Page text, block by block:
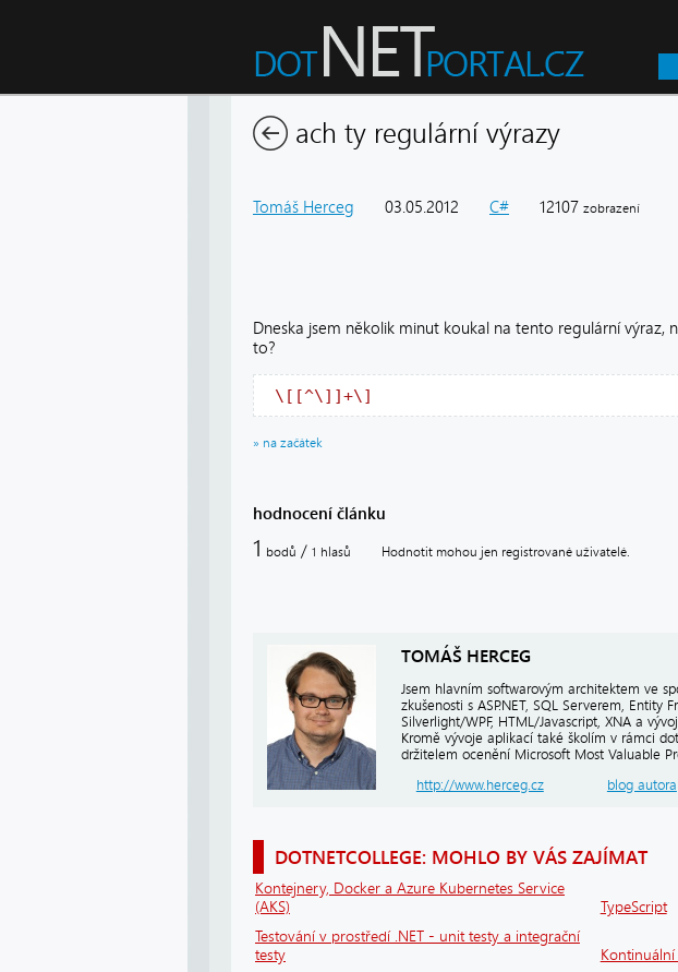
ach ty regulární výrazy
Tomáš Herceg 03.05.2012 C# 12107 zobrazení
Dneska jsem několik minut koukal na tento regulární výraz,
to?
\[[^\]]+\]
» na začátek
hodnocení článku
1 bodů / 1 hlasů Hodnotit mohou jen registrované uživatelé.
TOMÁŠ HERCEG
Jsem hlavním softwarovým architektem ve
zkušenosti s ASP.NET, SQL Serverem, Entity
Silverlight/WPF, HTML/Javascript, XNA a
Kromě vývoje aplikací také školím v rámci
držitelem ocenění Microsoft Most Valuable
http://www.herceg.cz
blog autora
DOTNETCOLLEGE: MOHLO BY VÁS ZAJÍMAT
Kontejnery, Docker a Azure Kubernetes Service
(AKS)
TypeScript
Testování v prostředí .NET - unit testy a integrační
testy